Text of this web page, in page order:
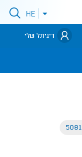
פתיחתHE
דיגיתל שלי